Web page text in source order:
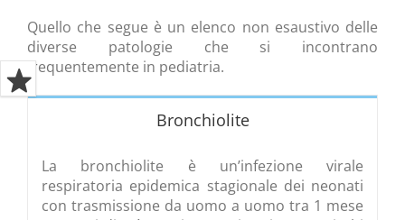
Quello che segue è un elenco non esaustivo delle
diverse patologie che si incontrano
frequentemente in pediatria.
Bronchiolite
La bronchiolite è un’infezione virale
respiratoria epidemica stagionale dei neonati
con trasmissione da uomo a uomo tra 1 mese